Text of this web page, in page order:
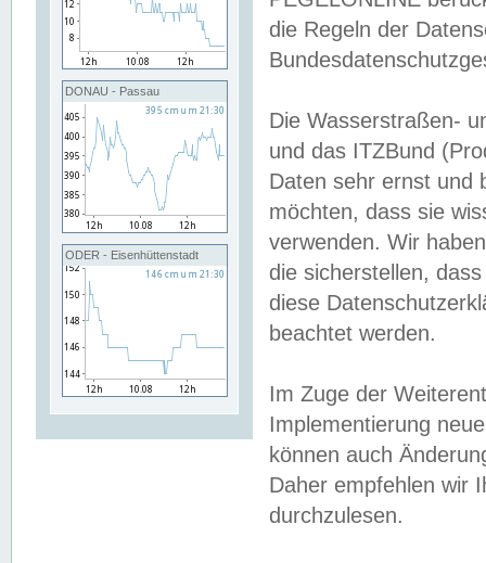
DONAU - Passau
ODER - Eisenhüttenstadt
die Regeln der
Die Wasserstraßen-
und das ITZBund
Daten sehr ernst und
möchten, dass sie
verwenden. Wir
die sicherstellen,
diese
beachtet werden.
Im Zuge der
Implementierung
können auch
Daher empfehlen wir
durchzulesen.